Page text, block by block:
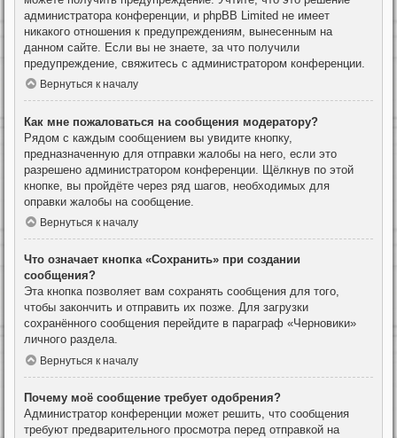
администратора конференции, и phpBB Limited не имеет
никакого отношения к предупреждениям, вынесенным на
данном сайте. Если вы не знаете, за что получили
предупреждение, свяжитесь с администратором конференции.
Вернуться к началу
Как мне пожаловаться на сообщения модератору?
Рядом с каждым сообщением вы увидите кнопку,
предназначенную для отправки жалобы на него, если это
разрешено администратором конференции. Щёлкнув по этой
кнопке, вы пройдёте через ряд шагов, необходимых для
оправки жалобы на сообщение.
Вернуться к началу
Что означает кнопка «Сохранить» при создании
сообщения?
Эта кнопка позволяет вам сохранять сообщения для того,
чтобы закончить и отправить их позже. Для загрузки
сохранённого сообщения перейдите в параграф «Черновики»
личного раздела.
Вернуться к началу
Почему моё сообщение требует одобрения?
Администратор конференции может решить, что сообщения
требуют предварительного просмотра перед отправкой на